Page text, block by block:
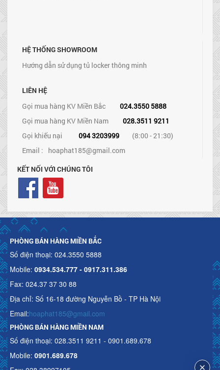
HỆ THỐNG SHOWROOM
Hướng dẫn sử dụng tủ locker thông minh
LIÊN HỆ
Gọi mua hàng KV Miền Bắc
024.3550 5888
Gọi mua hàng KV Miền Nam
028.3511 9211
Gọi khiếu nại
094 3203999
(8:00 - 21:30)
Email : hoaphat185@gmail.com
KẾT NỐI VỚI CHÚNG TÔI
PHÒNG BÁN HÀNG MIỀN BẮC
Số điện thoại: 024.3550 5888
Mobile: 0934.534.777 - 0917.311.386
Fax: 024.37 37 30 88
Địa chỉ: Số 16-18 đường Nguyễn Bồ - TP Hà Nội
Email:hoaphat185@gmail.com
PHÒNG BÁN HÀNG MIỀN NAM
Số điện thoại: 028.3511 9211 - 0901.689.678
Mobile: 0901.689.678